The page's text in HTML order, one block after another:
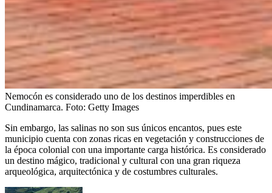
Nemocón es considerado uno de los destinos imperdibles en
Cundinamarca. Foto: Getty Images
Sin embargo, las salinas no son sus únicos encantos, pues este
municipio cuenta con zonas ricas en vegetación y construcciones de
la época colonial con una importante carga histórica. Es considerado
un destino mágico, tradicional y cultural con una gran riqueza
arqueológica, arquitectónica y de costumbres culturales.